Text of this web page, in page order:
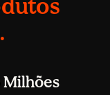
Milhões